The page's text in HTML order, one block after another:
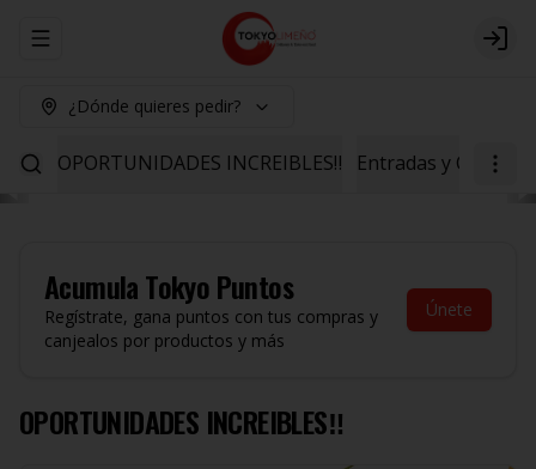
Abrir menu de navegación Login
¿Dónde quieres pedir?
OPORTUNIDADES INCREIBLES‼️ Entradas y
AcumulaTokyo Puntos
Regístrate, gana puntos con tus compras y
canjealos por productos y más
Únete
OPORTUNIDADES INCREIBLES‼️